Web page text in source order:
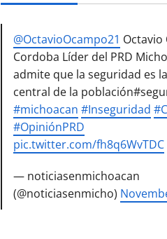
@OctavioOcampo21 Octavio
Cordoba Líder del PRD
admite que la seguridad es
central de la
#michoacan #Inseguridad
#OpiniónPRD
pic.twitter.com/fh8q6WvTDC
— noticiasenmichoacan
(@noticiasenmicho)